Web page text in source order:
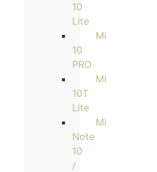
10
Lite
Mi
10
PRO
Mi
10T
Lite
Mi
Note
10
/